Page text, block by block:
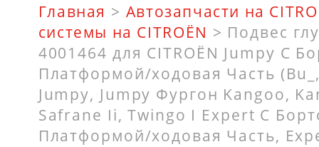
Главная > Автозапчасти на
системы на CITROËN > Подвес
4001464 для CITROËN Jumpy C
Платформой/ходовая Часть
Jumpy, Jumpy Фургон Kangoo,
Safrane Ii, Twingo I Expert C
Платформой/ходовая Часть,